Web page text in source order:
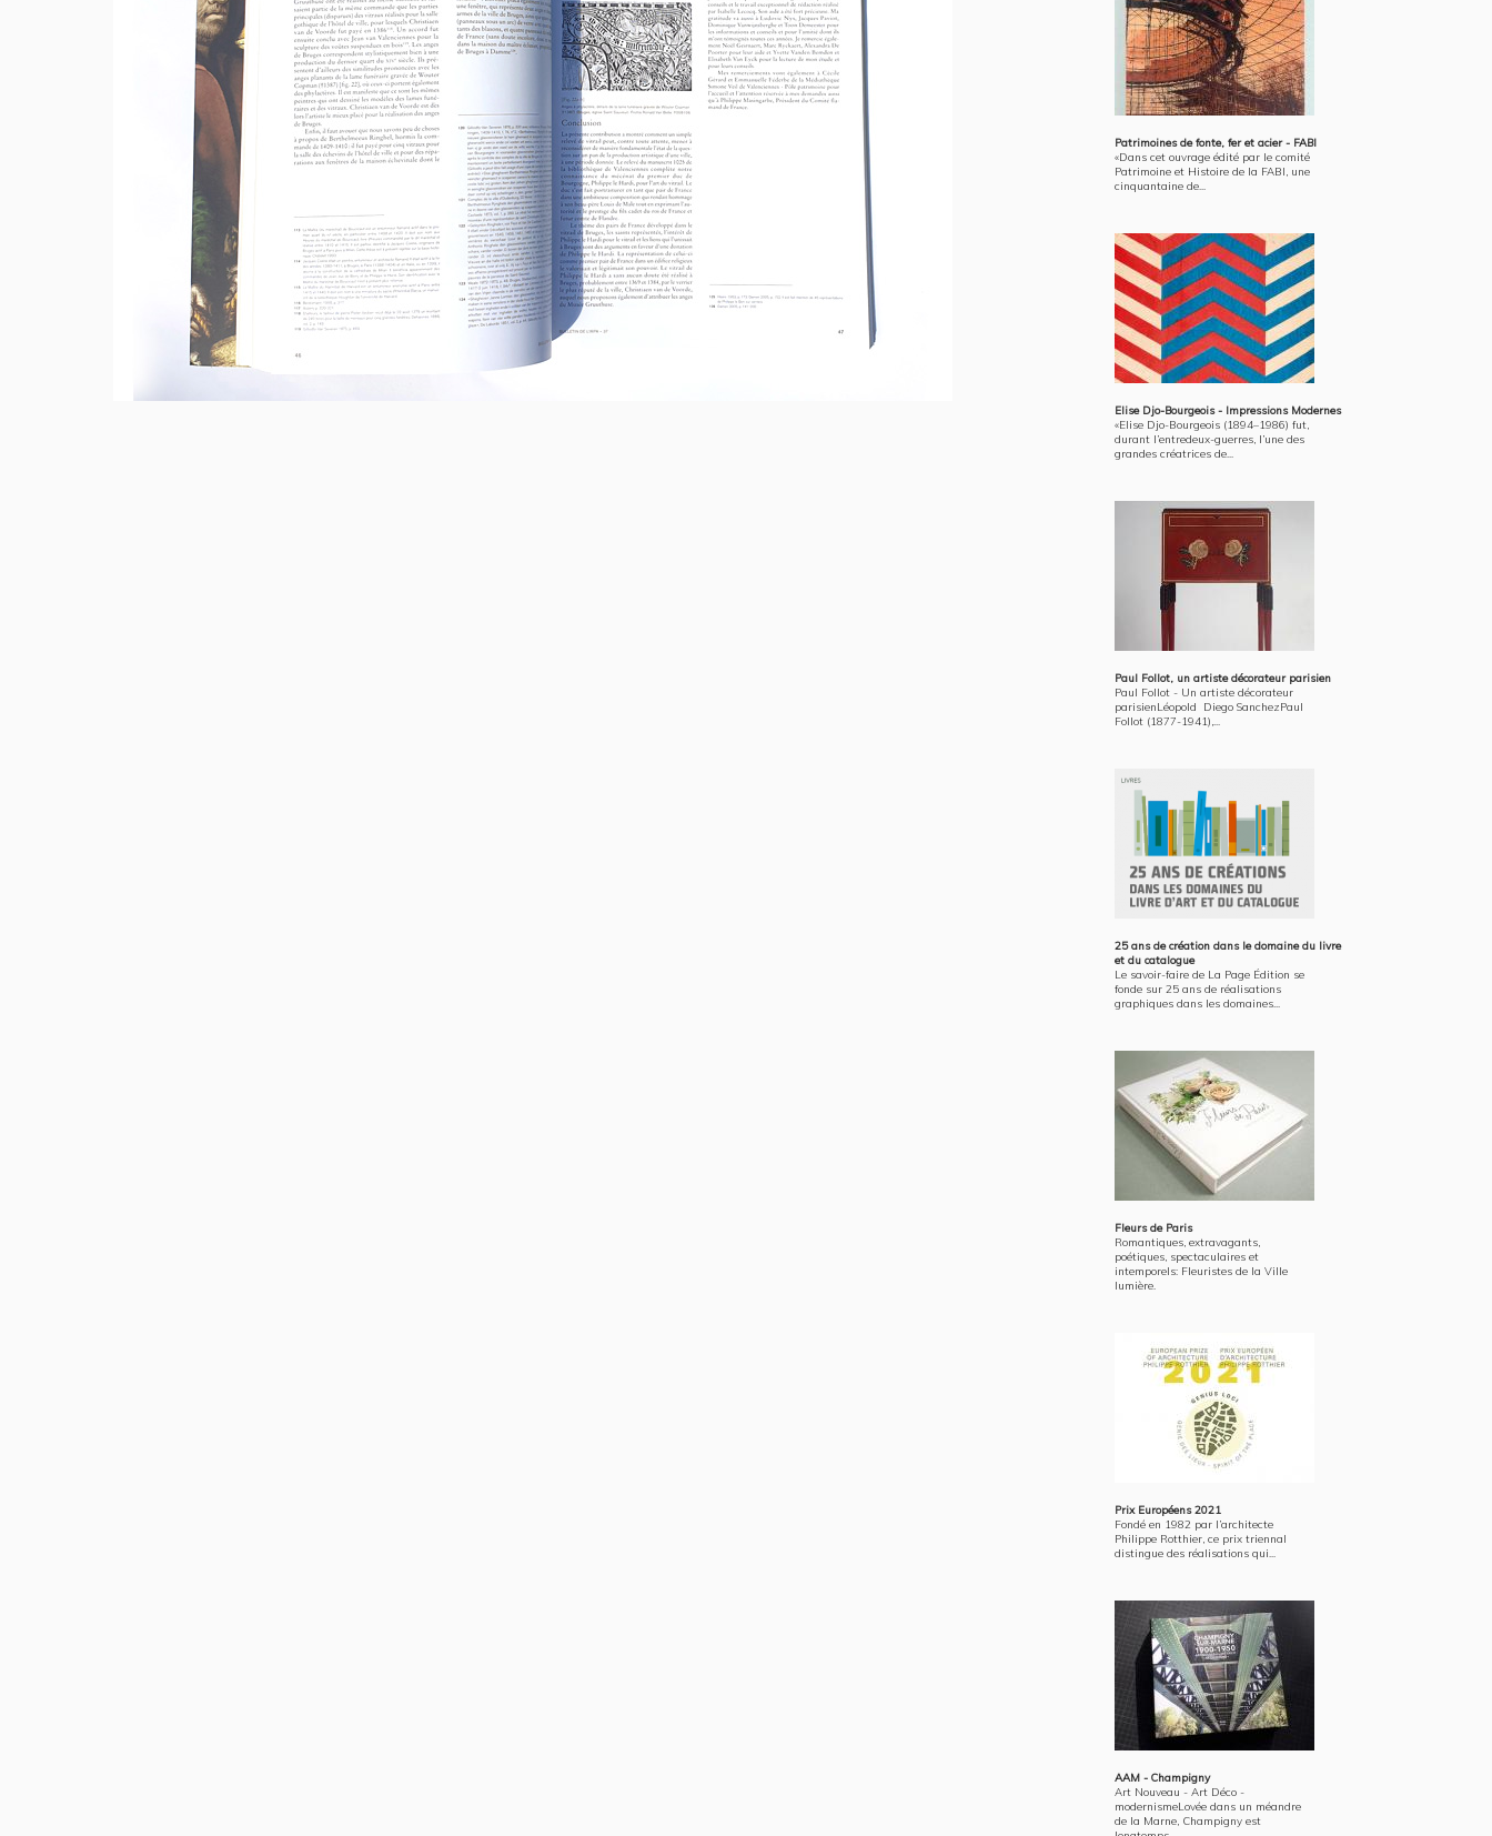
Patrimoines de fonte, fer et acier - FABI
«Dans cet ouvrage édité par le comité
Patrimoine et Histoire de la FABI, une
cinquantaine de...
Elise Djo-Bourgeois - Impressions Modernes
«Elise Djo-Bourgeois (1894–1986) fut,
durant l’entredeux-guerres, l’une des
grandes créatrices de...
Paul Follot, un artiste décorateur parisien
Paul Follot - Un artiste décorateur
parisienLéopold Diego SanchezPaul
Follot (1877-1941),...
25 ans de création dans le domaine du livre
et du catalogue
Le savoir-faire de La Page Édition se
fonde sur 25 ans de réalisations
graphiques dans les domaines...
Fleurs de Paris
Romantiques, extravagants,
poétiques, spectaculaires et
intemporels: Fleuristes de la Ville
lumière.
Prix Européens 2021
Fondé en 1982 par l’architecte
Philippe Rotthier, ce prix triennal
distingue des réalisations qui...
AAM - Champigny
Art Nouveau - Art Déco -
modernismeLovée dans un méandre
de la Marne, Champigny est